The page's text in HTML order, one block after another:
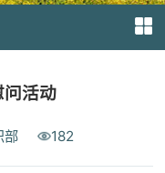
问活动
部 182